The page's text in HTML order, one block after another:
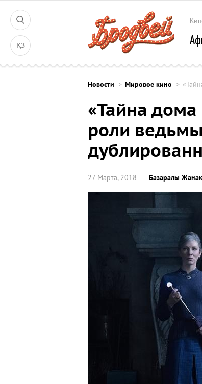
ҚЗ
Новости Мировое кино
«Тайна дома
роли
27 Марта, 2018 Базаралы